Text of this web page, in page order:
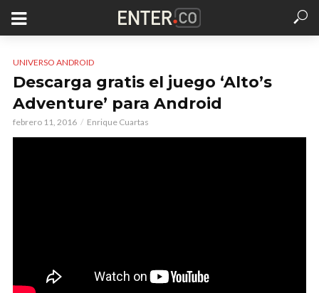
UNIVERSO ANDROID
Descarga gratis el juego ‘Alto’s
Adventure’ para Android
febrero 11, 2016 Enrique Cuartas